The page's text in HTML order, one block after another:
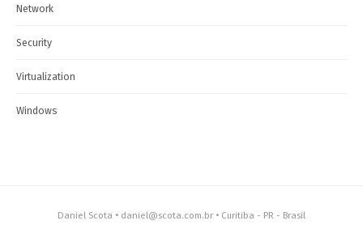
Network
Security
Virtualization
Windows
Daniel Scota • daniel@scota.com.br • Curitiba - PR - Brasil